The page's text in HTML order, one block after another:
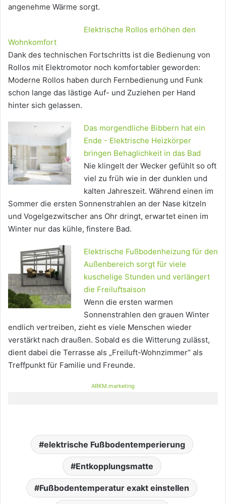
angenehme Wärme sorgt.
Elektrische Rollos erhöhen den
Wohnkomfort
Dank des technischen Fortschritts ist die Bedienung von
Rollos mit Elektromotor noch komfortabler geworden:
Moderne Rollos haben durch Fernbedienung und Funk
schon lange das lästige Auf- und Zuziehen per Hand
hinter sich gelassen.
Das morgendliche Bibbern hat ein
Ende - Elektrische Heizkörper
bringen Behaglichkeit in das Bad
Nie klingelt der Wecker gefühlt so oft
viel zu früh wie in der dunklen und
kalten Jahreszeit. Während einen im
Sommer die ersten Sonnenstrahlen an der Nase kitzeln
und Vogelgezwitscher ans Ohr dringt, erwartet einen im
Winter nur das kühle, finstere Bad.
Elektrische Fußbodenheizung für den
Außenbereich sorgt für viele
kuschelige Stunden und verlängert
die Freiluftsaison
Wenn die ersten warmen
Sonnenstrahlen den grauen Winter
endlich vertreiben, zieht es viele Menschen wieder
verstärkt nach draußen. Sobald es die Witterung zulässt,
dient dabei die Terrasse als „Freiluft-Wohnzimmer“ als
Treffpunkt für Familie und Freunde.
ARKM.marketing
elektrische Fußbodentemperierung
Entkopplungsmatte
Fußbodentemperatur exakt einstellen